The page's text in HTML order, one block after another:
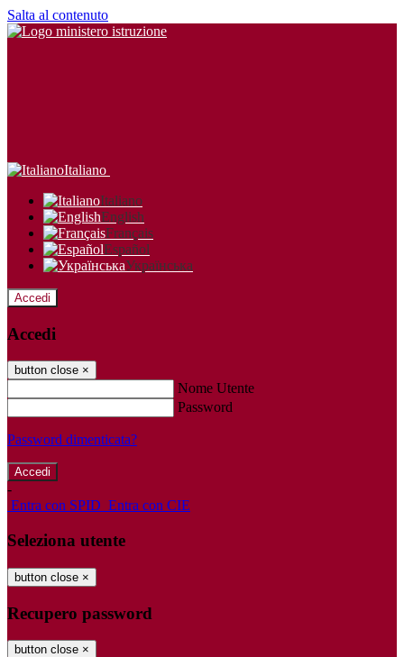
Salta al contenuto
Italiano
Italiano
English
Français
Español
Українська
Accedi
Accedi
button close ×
Nome Utente
Password
Password dimenticata?
-
Entra con SPID Entra con CIE
Seleziona utente
button close ×
Recupero password
button close ×